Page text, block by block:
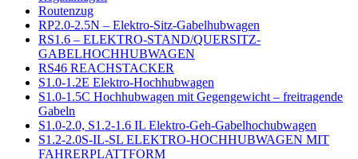
Routenzug
RP2.0-2.5N – Elektro-Sitz-Gabelhubwagen
RS1.6 – ELEKTRO-STAND/QUERSITZ-
GABELHOCHHUBWAGEN
RS46 REACHSTACKER
S1.0-1.2E Elektro-Hochhubwagen
S1.0-1.5C Hochhubwagen mit Gegengewicht – freitragende
Gabeln
S1.0-2.0, S1.2-1.6 IL Elektro-Geh-Gabelhochubwagen
S1.2-2.0S-IL-SL ELEKTRO-HOCHHUBWAGEN MIT
FAHRERPLATTFORM